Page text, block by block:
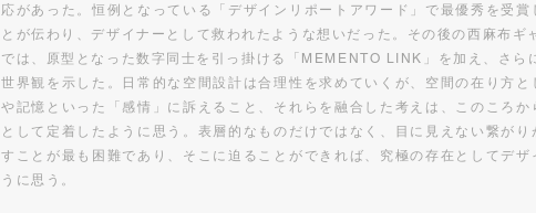
応があった。恒例となっている「デザインリポートアワード」で最優秀を受賞
とが伝わり、デザイナーとして救われたような想いだった。その後の西麻布ギ
では、原型となった数字同士を引っ掛ける「MEMENTO LINK」を加え、さら
世界観を示した。日常的な空間設計は合理性を求めていくが、空間の在り方と
や記憶といった「感情」に訴えること、それらを融合した考えは、このころか
として定着したように思う。表層的なものだけではなく、目に見えない繋が
すことが最も困難であり、そこに迫ることができれば、究極の存在としてデザ
うに思う。